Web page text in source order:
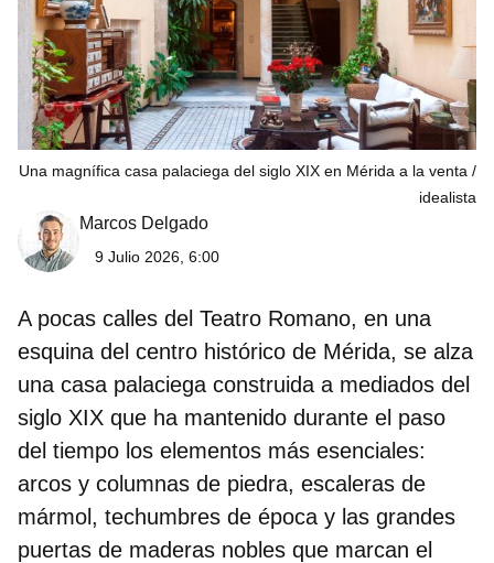
Una magnífica casa palaciega del siglo XIX en Mérida a la venta
idealista
Marcos Delgado
9 Julio 2026, 6:00
A pocas calles del Teatro Romano, en una
esquina del centro histórico de Mérida, se alza
una casa palaciega construida a mediados del
siglo XIX que ha mantenido durante el paso
del tiempo los elementos más esenciales:
arcos y columnas de piedra, escaleras de
mármol, techumbres de época y las grandes
puertas de maderas nobles que marcan el